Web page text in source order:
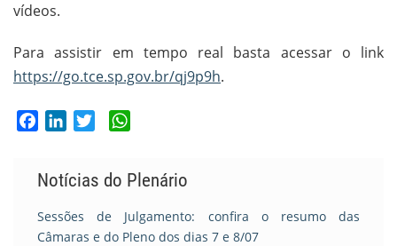
vídeos.
Para assistir em tempo real basta acessar o link
https://go.tce.sp.gov.br/qj9p9h.
FacebookLinkedIn
Twitter
Notícias do Plenário
Sessões de Julgamento: confira o resumo das
Câmaras e do Pleno dos dias 7 e 8/07